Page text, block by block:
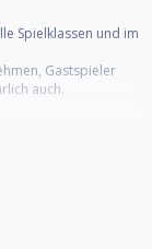
Spielklassen und im
Gastspieler
auch.
Einlass zum